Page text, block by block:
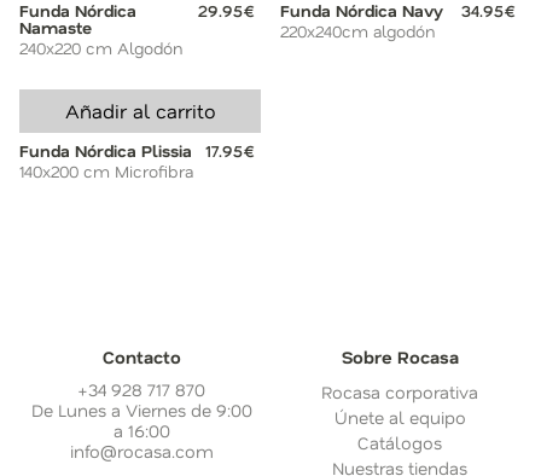
Funda Nórdica
Namaste
29.95€
240x220 cm Algodón
Funda Nórdica Navy
34.95€
220x240cm algodón
Añadir al carrito
Funda Nórdica Plissia
17.95€
140x200 cm Microfibra
Contacto
+34 928 717 870
De Lunes a Viernes de 9:00
a 16:00
info@rocasa.com
Sobre Rocasa
Rocasa corporativa
Únete al equipo
Catálogos
Nuestras tiendas